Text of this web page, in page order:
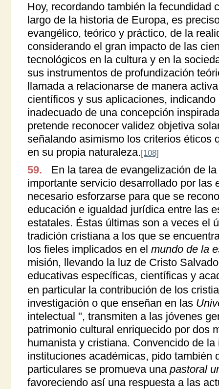
Hoy, recordando también la fecundidad
largo de la historia de Europa, es
evangélico, teórico y práctico, de la
considerando el gran impacto de las
tecnológicos en la cultura y en la
sus instrumentos de profundización
llamada a relacionarse de manera
científicos y sus aplicaciones,
inadecuado de una concepción
pretende reconocer validez objetiva
señalando asimismo los criterios éticos
en su propia naturaleza.[108]
59.
En la tarea de evangelización de
importante servicio desarrollado por las
necesario esforzarse para que se
educación e igualdad jurídica entre las
estatales. Éstas últimas son a veces el
tradición cristiana a los que se
los fieles implicados en el mundo de la
misión, llevando la luz de Cristo
educativas específicas, científicas y
en particular la contribución de los
investigación o que enseñan en las
intelectual ", transmiten a las jóvenes
patrimonio cultural enriquecido por dos
humanista y cristiana. Convencido de
instituciones académicas, pido también
particulares se promueva una pastoral
favoreciendo así una respuesta a las